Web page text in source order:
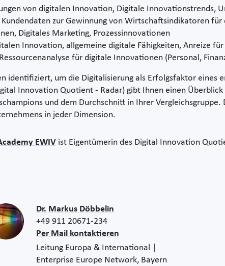
von digitalen Innovation, Digitale Innovationstrends,
Kundendaten zur Gewinnung von Wirtschaftsindikatoren
Digitales Marketing, Prozessinnovationen
Innovation, allgemeine digitale Fähigkeiten, Anreize
Ressourcenanalyse für digitale Innovationen (Personal,
identifiziert, um die Digitalisierung als Erfolgsfaktor eines
Innovation Quotient - Radar) gibt Ihnen einen
und dem Durchschnitt in Ihrer
in jeder Dimension.
EWIV ist Eigentümerin des Digital Innovation
Dr. Markus Döbbelin
+49 911 20671-234
Per Mail kontaktieren
Leitung Europa & International |
Enterprise Europe Network, Bayern